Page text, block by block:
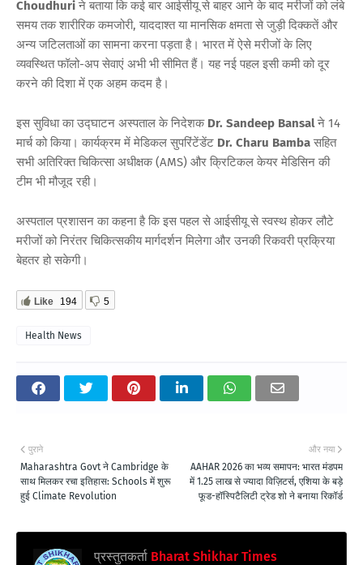
Choudhuri ने बताया कि कई बार आईसीयू से बाहर आने के बाद मरीजों को लंबे
समय तक शारीरिक कमजोरी, याददाश्त या मानसिक क्षमता से जुड़ी दिक्कतें और
अन्य जटिलताओं का सामना करना पड़ता है। भारत में ऐसे मरीजों के लिए
व्यवस्थित फॉलो-अप सेवाएं अभी भी सीमित हैं। यह नई पहल इसी कमी को दूर
करने की दिशा में एक अहम कदम है।
इस सुविधा का उद्घाटन अस्पताल के निदेशक Dr. Sandeep Bansalने 14
मार्च को किया। कार्यक्रम में मेडिकल सुपरिंटेंडेंट Dr. Charu Bamba सहित
सभी अतिरिक्त चिकित्सा अधीक्षक (AMS) और क्रिटिकल केयर मेडिसिन की
टीम भी मौजूद रही।
अस्पताल प्रशासन का कहना है कि इस पहल से आईसीयू से स्वस्थ होकर लौटे
मरीजों को निरंतर चिकित्सकीय मार्गदर्शन मिलेगा और उनकी रिकवरी प्रक्रिया
बेहतर हो सकेगी।
Like 194 5
Health News
और नया
AAHAR 2026 का भव्य समापन: भारत मंडपम
में 1.25 लाख से ज्यादा विज़िटर्स, एशिया के बड़े
फूड-हॉस्पिटैलिटी ट्रेड शो ने बनाया रिकॉर्ड
पुराने
Maharashtra Govt ने Cambridge के
साथ मिलकर रचा इतिहास: Schools में शुरू
हुई Climate Revolution
प्रस्तुतकर्ता Bharat Shikhar Times